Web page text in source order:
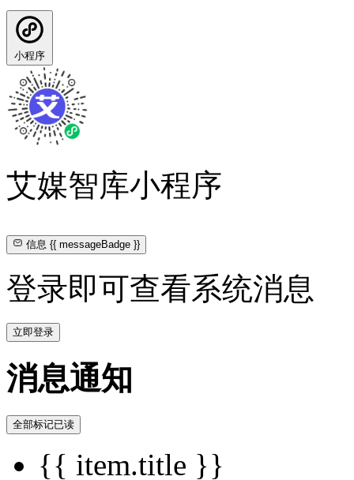
小程序
艾媒智库小程序
信息{{ messageBadge }}
登录即可查看系统消息
立即登录
消息通知
全部标记已读
{{ item.title }}